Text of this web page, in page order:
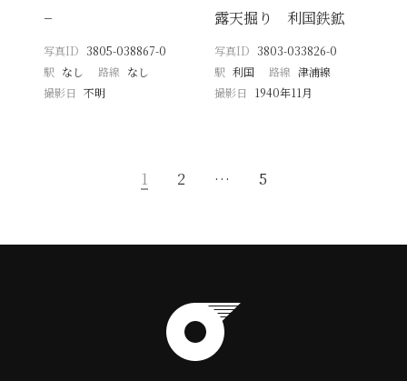
−
写真ID 3805-038867-0
駅 なし 路線 なし
撮影日
不明
露天掘り 利国鉄鉱
写真ID 3803-033826-0
駅 利国 路線 津浦線
撮影日
1940年11月
1 2 … 5